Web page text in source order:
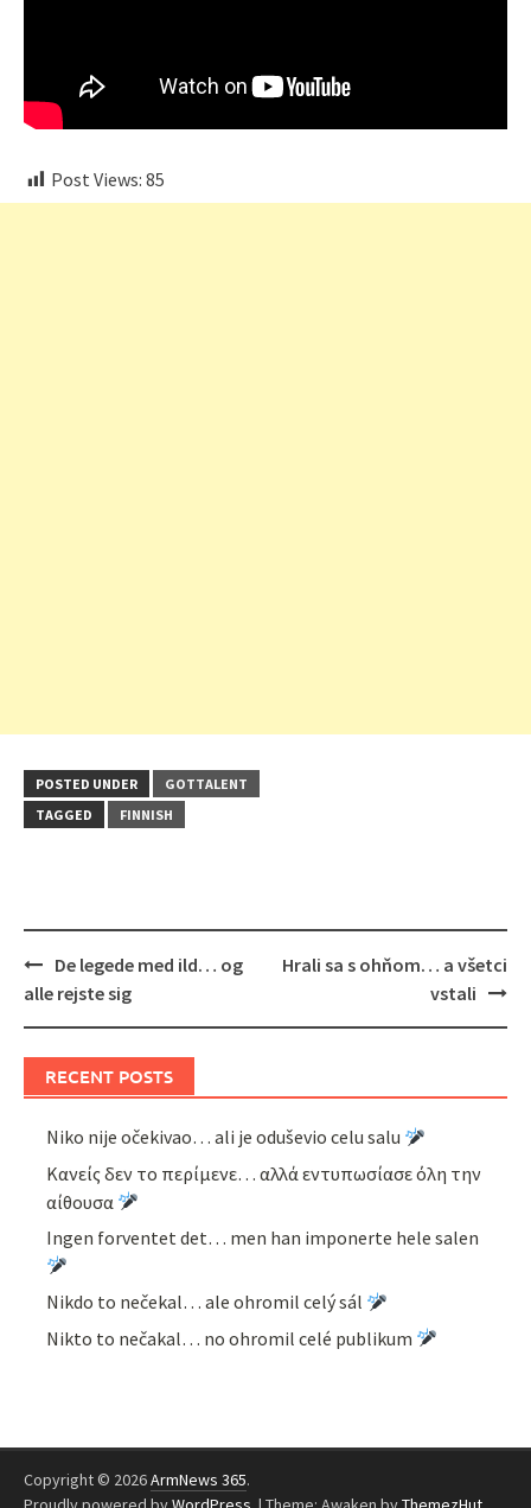
Post Views: 85
POSTED UNDER
GOTTALENT
TAGGED
FINNISH
Post
navigation
De legede med ild… og
alle rejste sig
Hrali sa s ohňom… a všetci
vstali
RECENT POSTS
Niko nije očekivao… ali je oduševio celu salu
Κανείς δεν το περίμενε… αλλά εντυπωσίασε όλη την
αίθουσα
Ingen forventet det… men han imponerte hele salen
Nikdo to nečekal… ale ohromil celý sál
Nikto to nečakal… no ohromil celé publikum
Copyright © 2026ArmNews 365.